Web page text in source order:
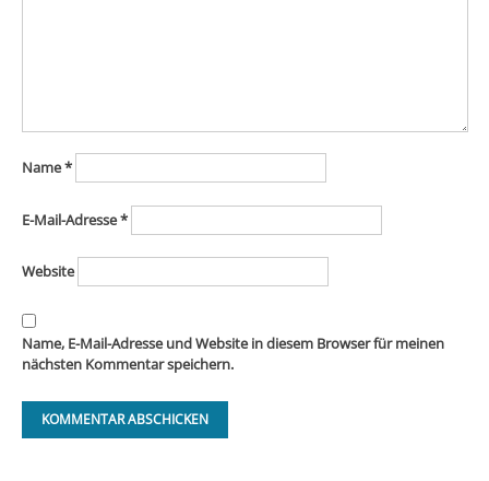
Name*
E-Mail-Adresse*
Website
Name, E-Mail-Adresse und Website in diesem Browser für meinen
nächsten Kommentar speichern.